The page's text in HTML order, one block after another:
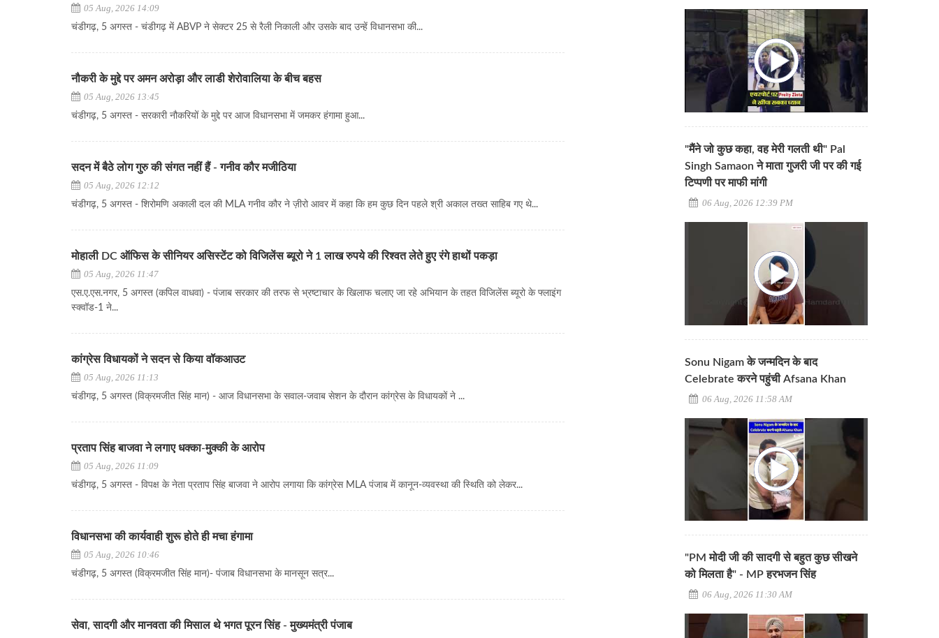
05 Aug, 2026 14:09
चंडीगढ़, 5 अगस्त - चंडीगढ़ में ABVP ने सेक्टर 25 से रैली निकाली और उसके बाद उन्हें विधानसभा की...
नौकरी के मुद्दे पर अमन अरोड़ा और लाडी शेरोवालिया के बीच बहस
05 Aug, 2026 13:45
चंडीगढ़, 5 अगस्त - सरकारी नौकरियों के मुद्दे पर आज विधानसभा में जमकर हंगामा हुआ...
सदन में बैठे लोग गुरु की संगत नहीं हैं - गनीव कौर मजीठिया
05 Aug, 2026 12:12
चंडीगढ़, 5 अगस्त - शिरोमणि अकाली दल की MLA गनीव कौर ने ज़ीरो आवर में कहा कि हम कुछ दिन पहले श्री अकाल तख्त साहिब गए थे...
मोहाली DC ऑफिस के सीनियर असिस्टेंट को विजिलेंस ब्यूरो ने 1 लाख रुपये की रिश्वत लेते हुए रंगे हाथों पकड़ा
05 Aug, 2026 11:47
एस.ए.एस.नगर, 5 अगस्त (कपिल वाधवा) - पंजाब सरकार की तरफ से भ्रष्टाचार के खिलाफ चलाए जा रहे अभियान के तहत विजिलेंस ब्यूरो के फ्लाइंग
स्क्वॉड-1 ने...
कांग्रेस विधायकों ने सदन से किया वॉकआउट
05 Aug, 2026 11:13
चंडीगढ़, 5 अगस्त (विक्रमजीत सिंह मान) - आज विधानसभा के सवाल-जवाब सेशन के दौरान कांग्रेस के विधायकों ने ...
प्रताप सिंह बाजवा ने लगाए धक्का-मुक्की के आरोप
05 Aug, 2026 11:09
चंडीगढ़, 5 अगस्त - विपक्ष के नेता प्रताप सिंह बाजवा ने आरोप लगाया कि कांग्रेस MLA पंजाब में कानून-व्यवस्था की स्थिति को लेकर...
विधानसभा की कार्यवाही शुरू होते ही मचा हंगामा
05 Aug, 2026 10:46
चंडीगढ़, 5 अगस्त (विक्रमजीत सिंह मान)- पंजाब विधानसभा के मानसून सत्र...
सेवा, सादगी और मानवता की मिसाल थे भगत पूरन सिंह - मुख्यमंत्री पंजाब
"मैंने जो कुछ कहा, वह मेरी गलती थी" Pal
Singh Samaon ने माता गुजरी जी पर की गई
टिप्पणी पर माफी मांगी
06 Aug, 2026 12:39 PM
Sonu Nigam के जन्मदिन के बाद
Celebrate करने पहुंची Afsana Khan
06 Aug, 2026 11:58 AM
"PM मोदी जी की सादगी से बहुत कुछ सीखने
को मिलता है" - MP हरभजन सिंह
06 Aug, 2026 11:30 AM